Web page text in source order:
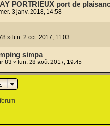
PORTRIEUX port de
3 janv. 2018, 14:58
» lun. 2 oct. 2017, 11:03
simpa
83 » lun. 28 août 2017, 19:45